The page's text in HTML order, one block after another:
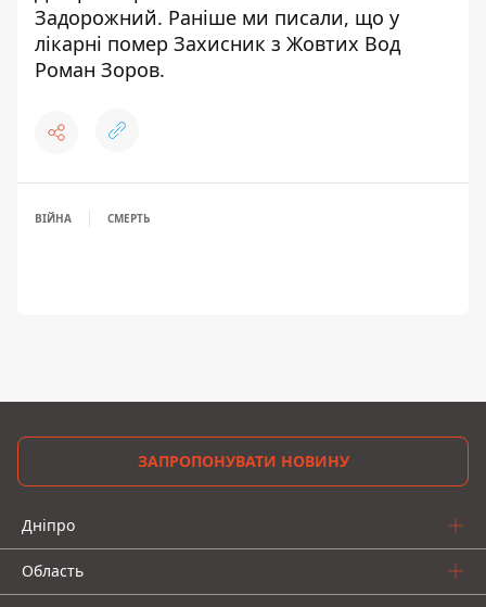
Задорожний. Раніше ми писали, що у
лікарні помер Захисник з Жовтих Вод
Роман Зоров.
ВІЙНА СМЕРТЬ
ЗАПРОПОНУВАТИ НОВИНУ
Дніпро
Область